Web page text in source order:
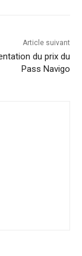
Article suivant
du prix du
Pass Navigo